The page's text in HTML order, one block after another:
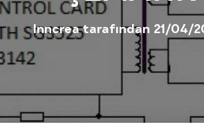
Inncreatarafından 21/04/